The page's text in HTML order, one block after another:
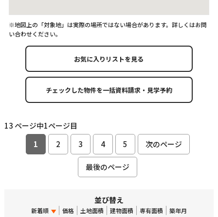
※地図上の「対象地」は実際の場所ではない場合があります。詳しくはお問
い合わせください。
お気に入りリストを見る
13 ページ中1ページ目
1
2 3 4 5 次のページ
最後のページ
並び替え
新着順 価格 土地面積 建物面積 専有面積 築年月